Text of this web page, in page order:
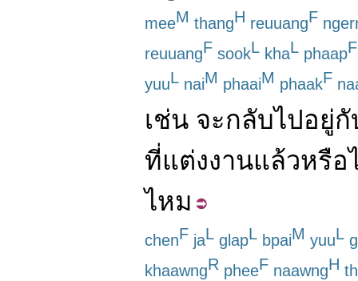
meeM thangH reuuangF
reuuangF sookL khaL phaapF
yuuL naiM phaaiM phaakF
เช่น จะกลับไปอยู่กั
ที่แต่งงานแล้วหรือ
ไหม
chenF jaL glapL bpaiM yuuL
khaawngR pheeF naawngH